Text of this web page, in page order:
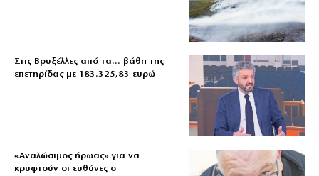
Στις Βρυξέλλες από τα… βάθη της
επετηρίδας με 183.325,83 ευρώ
«Aναλώσιμος ήρωας» για να
κρυφτούν οι ευθύνες ο